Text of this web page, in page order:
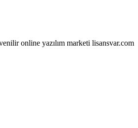
online yazılım marketi lisansvar.com